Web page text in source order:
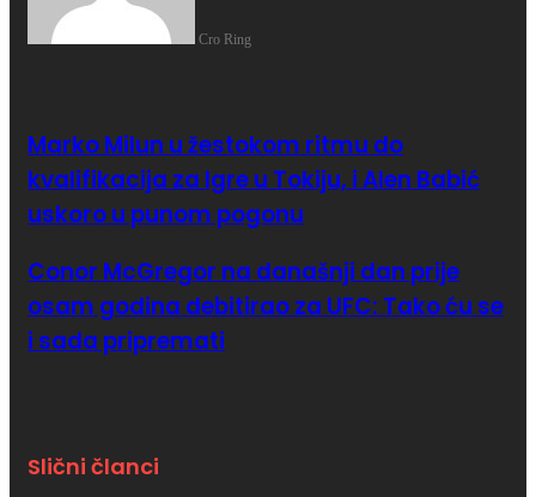
Cro Ring
Marko Milun u žestokom ritmu do
kvalifikacija za Igre u Tokiju, i Alen Babić
uskoro u punom pogonu
Conor McGregor na današnji dan prije
osam godina debitirao za UFC: Tako ću se
i sada pripremati
Slični članci